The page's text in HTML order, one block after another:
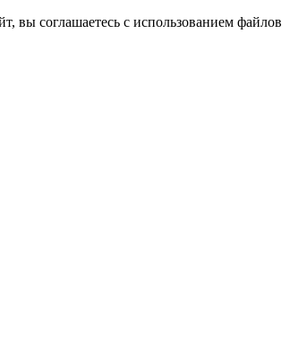
вы соглашаетесь с использованием файлов